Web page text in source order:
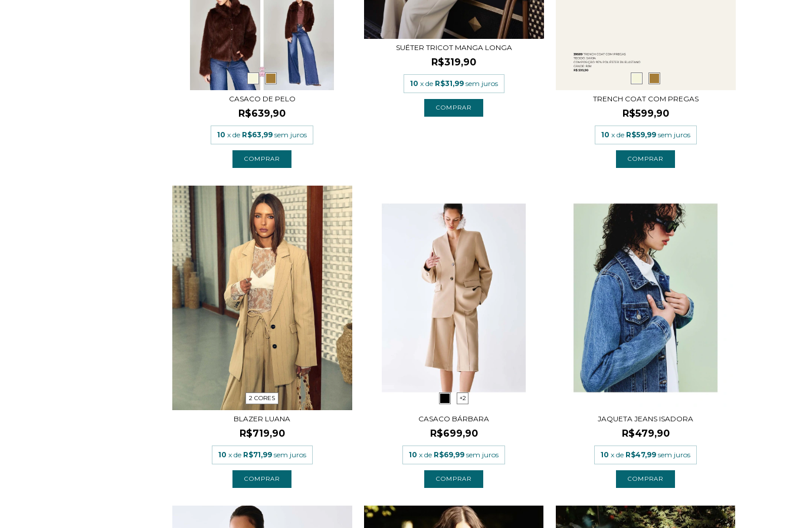
CASACO DE PELO
R$639,90
10 x de R$63,99 sem juros
COMPRAR
SUÉTER TRICOT MANGA LONGA
R$319,90
10 x de R$31,99 sem juros
COMPRAR
TRENCH COAT COM PREGAS
R$599,90
10 x de R$59,99 sem juros
COMPRAR
2 CORES
BLAZER LUANA
R$719,90
10 x de R$71,99 sem juros
COMPRAR
+2
CASACO BÁRBARA
R$699,90
10 x de R$69,99 sem juros
COMPRAR
JAQUETA JEANS ISADORA
R$479,90
10 x de R$47,99 sem juros
COMPRAR